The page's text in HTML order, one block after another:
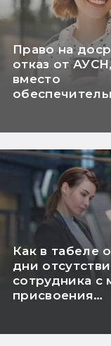
Право на
отказ от
вместо
хорошие
недели
Как в табеле
дни
сотрудника с
присвоения